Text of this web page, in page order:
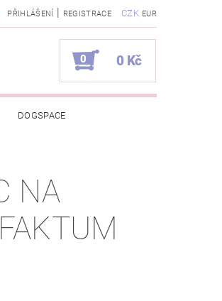
CZK EUR
PŘIHLÁŠENÍ | REGISTRACE
0 0 Kč
DOGSPACE
KONTAKTY
NA